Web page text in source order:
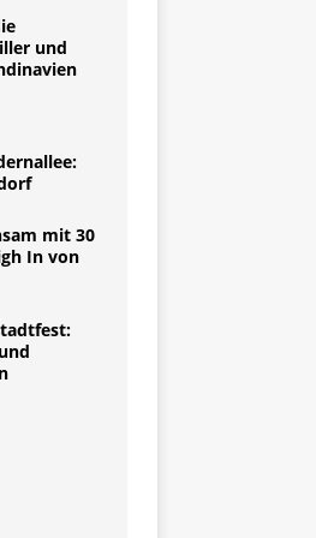
und
mit 30
In von